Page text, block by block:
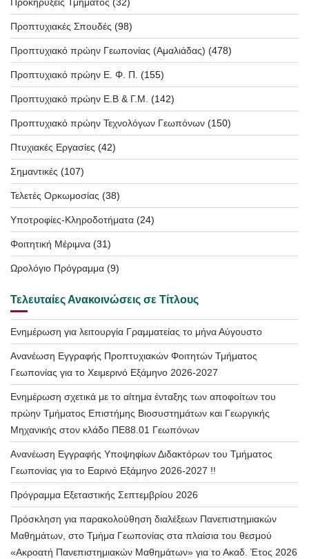
Προπτυχιακές Σπουδές (98)
Προπτυχιακό πρώην Γεωπονίας (Αμαλιάδας) (478)
Προπτυχιακό πρώην Ε. Φ. Π. (155)
Προπτυχιακό πρώην Ε.Β & Γ.Μ. (142)
Προπτυχιακό πρώην Τεχνολόγων Γεωπόνων (150)
Πτυχιακές Εργασίες (42)
Σημαντικές (107)
Τελετές Ορκωμοσίας (38)
Υποτροφίες-Κληροδοτήματα (24)
Φοιτητική Μέριμνα (31)
Ωρολόγιο Πρόγραμμα (9)
Τελευταίες Ανακοινώσεις σε Τίτλους
Ενημέρωση για λειτουργία Γραμματείας το μήνα Αύγουστο
Ανανέωση Εγγραφής Προπτυχιακών Φοιτητών Τμήματος
Γεωπονίας για το Χειμερινό Εξάμηνο 2026-2027
Ενημέρωση σχετικά με το αίτημα ένταξης των αποφοίτων του
πρώην Τμήματος Επιστήμης Βιοσυστημάτων και Γεωργικής
Μηχανικής στον κλάδο ΠΕ88.01 Γεωπόνων
Ανανέωση Εγγραφής Υποψηφίων Διδακτόρων του Τμήματος
Γεωπονίας για το Εαρινό Εξάμηνο 2026-2027 !!
Πρόγραμμα Εξεταστικής Σεπτεμβρίου 2026
Πρόσκληση για παρακολούθηση διαλέξεων Πανεπιστημιακών
Μαθημάτων, στο Τμήμα Γεωπονίας στα πλαίσια του θεσμού
«Ακροατή Πανεπιστημιακών Μαθημάτων» για το Ακαδ. Έτος 2026